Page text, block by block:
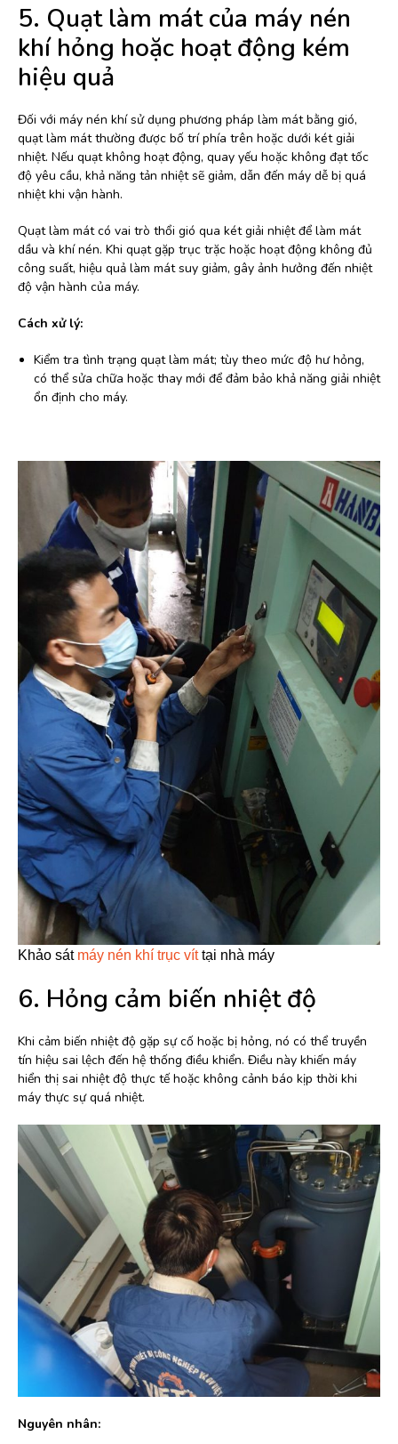
5. Quạt làm mát của máy nén
khí hỏng hoặc hoạt động kém
hiệu quả
Đối với máy nén khí sử dụng phương pháp làm mát bằng gió,
quạt làm mát thường được bố trí phía trên hoặc dưới két giải
nhiệt. Nếu quạt không hoạt động, quay yếu hoặc không đạt tốc
độ yêu cầu, khả năng tản nhiệt sẽ giảm, dẫn đến máy dễ bị quá
nhiệt khi vận hành.
Quạt làm mát có vai trò thổi gió qua két giải nhiệt để làm mát
dầu và khí nén. Khi quạt gặp trục trặc hoặc hoạt động không đủ
công suất, hiệu quả làm mát suy giảm, gây ảnh hưởng đến nhiệt
độ vận hành của máy.
Cách xử lý:
Kiểm tra tình trạng quạt làm mát; tùy theo mức độ hư hỏng,
có thể sửa chữa hoặc thay mới để đảm bảo khả năng giải nhiệt
ổn định cho máy.
Khảo sát máy nén khí trục víttại nhà máy
6. Hỏng cảm biến nhiệt độ
Khi cảm biến nhiệt độ gặp sự cố hoặc bị hỏng, nó có thể truyền
tín hiệu sai lệch đến hệ thống điều khiển. Điều này khiến máy
hiển thị sai nhiệt độ thực tế hoặc không cảnh báo kịp thời khi
máy thực sự quá nhiệt.
Nguyên nhân: